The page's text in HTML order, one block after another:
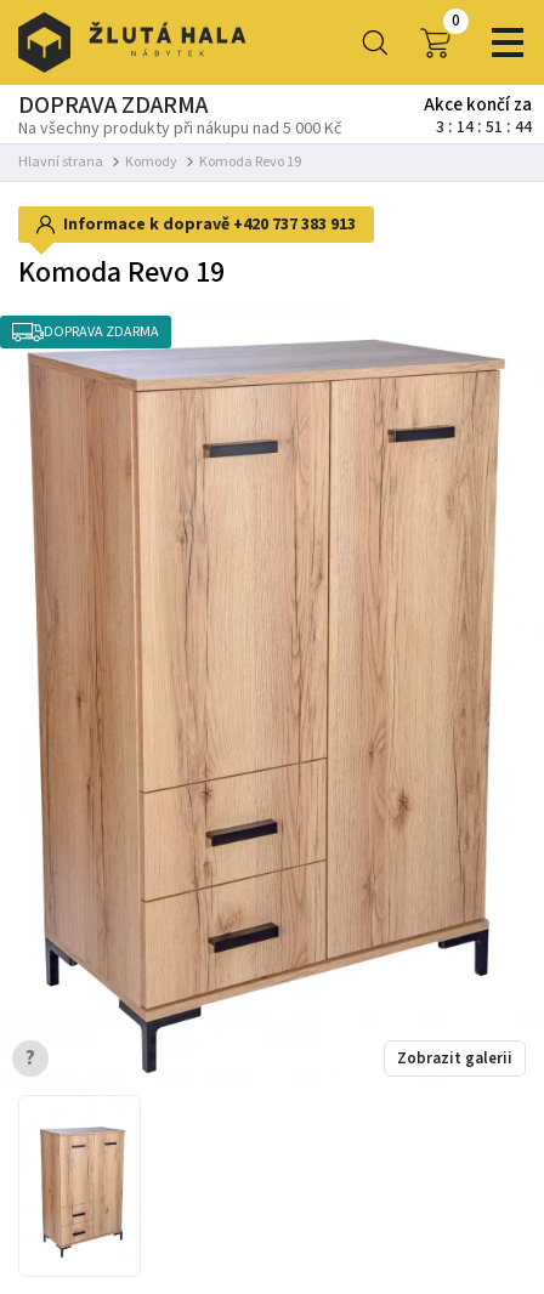
0
DOPRAVA ZDARMA
Na všechny produkty při nákupu nad 5 000 Kč
Akce končí za
3 14 51 44
Hlavní strana Komody Komoda Revo 19
Informace k dopravě +420 737 383 913
Komoda Revo 19
DOPRAVA ZDARMA
Zobrazit galerii
?